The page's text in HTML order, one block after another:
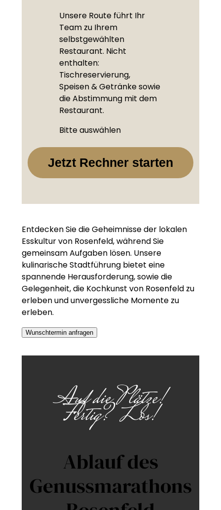
Unsere Route führt Ihr
Team zu Ihrem
selbstgewählten
Restaurant. Nicht
enthalten:
Tischreservierung,
Speisen & Getränke sowie
die Abstimmung mit dem
Restaurant.
Bitte auswählen
Jetzt Rechner starten
Entdecken Sie die Geheimnisse der lokalen
Esskultur von Rosenfeld, während Sie
gemeinsam Aufgaben lösen. Unsere
kulinarische Stadtführung bietet eine
spannende Herausforderung, sowie die
Gelegenheit, die Kochkunst von Rosenfeld zu
erleben und unvergessliche Momente zu
erleben.
Wunschtermin anfragen
Auf die Plätze!
Fertig? Los!
Ablauf des
Genussmarathons